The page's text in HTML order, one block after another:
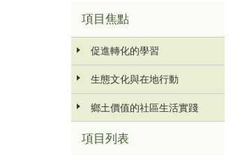
Main
menu
項目焦點
促進轉化的學習
生態文化與在地行動
鄉土價值的社區生活實踐
項目列表